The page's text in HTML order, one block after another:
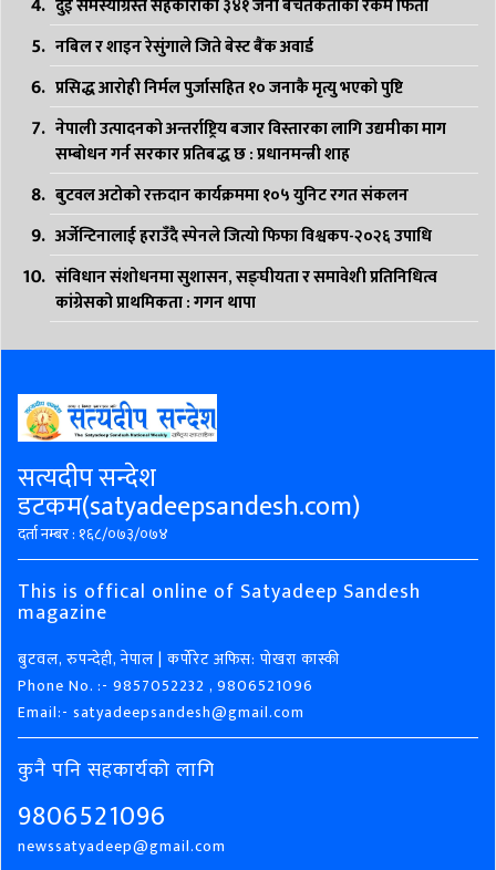
दुई समस्याग्रस्त सहकारीका ३४१ जना बचतकर्ताको रकम फिर्ता
नबिल र शाइन रेसुंगाले जिते बेस्ट बैंक अवार्ड
प्रसिद्ध आरोही निर्मल पुर्जासहित १० जनाकै मृत्यु भएको पुष्टि
नेपाली उत्पादनको अन्तर्राष्ट्रिय बजार विस्तारका लागि उद्यमीका माग
सम्बोधन गर्न सरकार प्रतिबद्ध छ : प्रधानमन्त्री शाह
बुटवल अटोको रक्तदान कार्यक्रममा १०५ युनिट रगत संकलन
अर्जेन्टिनालाई हराउँदै स्पेनले जित्यो फिफा विश्वकप-२०२६ उपाधि
संविधान संशोधनमा सुशासन, सङ्घीयता र समावेशी प्रतिनिधित्व
कांग्रेसको प्राथमिकता : गगन थापा
सत्यदीप सन्देश
डटकम(satyadeepsandesh.com)
दर्ता नम्बर : १६८/०७३/०७४
This is offical online of Satyadeep Sandesh
magazine
बुटवल, रुपन्देही, नेपाल | कर्पोरेट अफिस: पोखरा कास्की
Phone No. :- 9857052232 , 9806521096
Email:- satyadeepsandesh@gmail.com
कुनै पनि सहकार्यको लागि
9806521096
newssatyadeep@gmail.com